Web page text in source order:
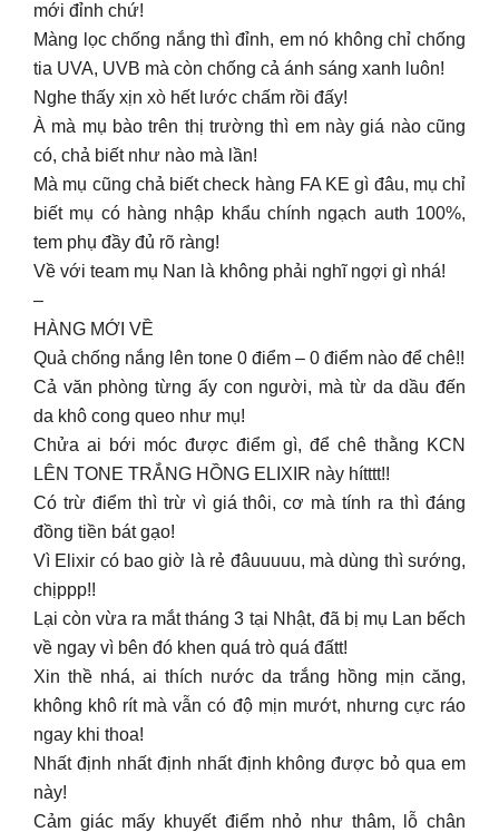
mới đỉnh chứ!
Màng lọc chống nắng thì đỉnh, em nó không chỉ chống
tia UVA, UVB mà còn chống cả ánh sáng xanh luôn!
Nghe thấy xịn xò hết lước chấm rồi đấy!
À mà mụ bào trên thị trường thì em này giá nào cũng
có, chả biết như nào mà lần!
Mà mụ cũng chả biết check hàng FA KE gì đâu, mụ chỉ
biết mụ có hàng nhập khẩu chính ngạch auth 100%,
tem phụ đầy đủ rõ ràng!
Về với team mụ Nan là không phải nghĩ ngợi gì nhá!
–
HÀNG MỚI VỀ
Quả chống nắng lên tone 0 điểm – 0 điểm nào để chê!!
Cả văn phòng từng ấy con người, mà từ da dầu đến
da khô cong queo như mụ!
Chửa ai bới móc được điểm gì, để chê thằng KCN
LÊN TONE TRẮNG HỒNG ELIXIR này hítttt!!
Có trừ điểm thì trừ vì giá thôi, cơ mà tính ra thì đáng
đồng tiền bát gạo!
Vì Elixir có bao giờ là rẻ đâuuuuu, mà dùng thì sướng,
chịppp!!
Lại còn vừa ra mắt tháng 3 tại Nhật, đã bị mụ Lan bếch
về ngay vì bên đó khen quá trò quá đấtt!
Xin thề nhá, ai thích nước da trắng hồng mịn căng,
không khô rít mà vẫn có độ mịn mướt, nhưng cực ráo
ngay khi thoa!
Nhất định nhất định nhất định không được bỏ qua em
này!
Cảm giác mấy khuyết điểm nhỏ như thâm, lỗ chân